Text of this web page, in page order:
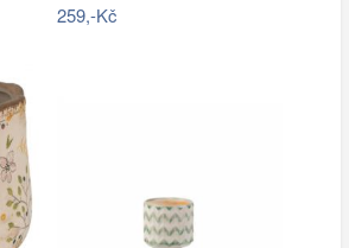
259,-Kč